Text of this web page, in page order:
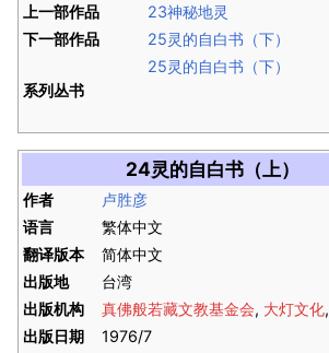
上一部作品
23神秘地灵
下一部作品
25灵的自白书（下）
系列丛书
25灵的自白书（下）
24灵的自白书（上）
作者
卢胜彦
语言
繁体中文
翻译版本
简体中文
出版地
台湾
出版机构
真佛般若藏文教基金会, 大灯文化,
出版日期
1976/7